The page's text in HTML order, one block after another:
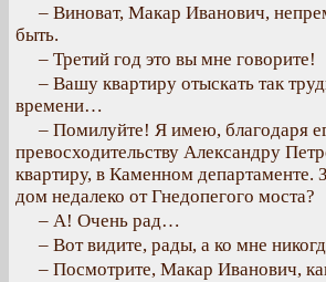
– Виноват, Макар Иванович,
быть.
– Третий год это вы мне говорите!
– Вашу квартиру отыскать так
времени…
– Помилуйте! Я имею, благодаря
превосходительству Александру
квартиру, в Каменном департаменте.
дом недалеко от Гнедопегого моста?
– А! Очень рад…
– Вот видите, рады, а ко мне
– Посмотрите, Макар Иванович,